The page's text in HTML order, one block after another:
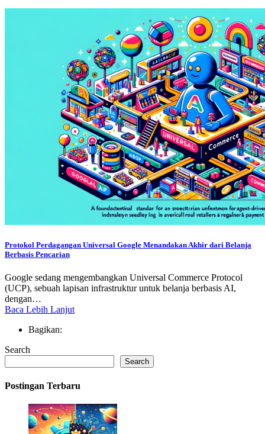
Protokol Perdagangan Universal Google Menandakan Akhir dari Belanja
Berbasis Pencarian
Google sedang mengembangkan Universal Commerce Protocol
(UCP), sebuah lapisan infrastruktur untuk belanja berbasis AI,
dengan…
Baca Lebih Lanjut
Bagikan:
Search
Search
Postingan Terbaru